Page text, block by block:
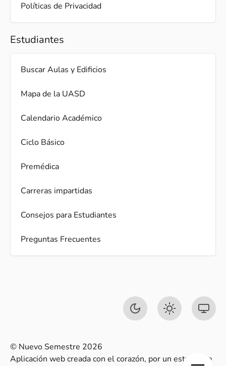
Políticas de Privacidad
Estudiantes
Buscar Aulas y Edificios
Mapa de la UASD
Calendario Académico
Ciclo Básico
Premédica
Carreras impartidas
Consejos para Estudiantes
Preguntas Frecuentes
© Nuevo Semestre 2026
Aplicación web creada con el corazón, por un estudiante